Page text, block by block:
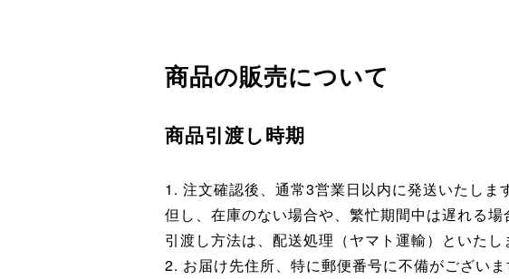
商品の販売について
商品引渡し時期
1. 注文確認後、通常3営業日以内に発送いたします
但し、在庫のない場合や、繁忙期間中は遅れる場
引渡し方法は、配送処理（ヤマト運輸）といたし
2. お届け先住所、特に郵便番号に不備がござい